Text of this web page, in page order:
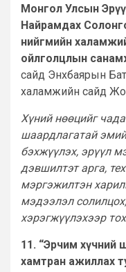
Монгол Улсын
Найрамдах
нийгмийн
ойлголцлын
сайд Энхбаярын
халамжийн сайд
Хүний нөөцийг
шаардлагатай
бэхжүүлэх, эрүүл
дэвшилтэт арга,
мэргэжилтэн
мэдээлэл
хэрэгжүүлэхээр
11. “Эрчим хүчний
хамтран ажиллах